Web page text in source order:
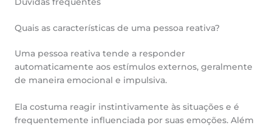
Quais as características de uma pessoa reativa?
Uma pessoa reativa tende a responder
automaticamente aos estímulos externos, geralmente
de maneira emocional e impulsiva.
Ela costuma reagir instintivamente às situações e é
frequentemente influenciada por suas emoções. Além